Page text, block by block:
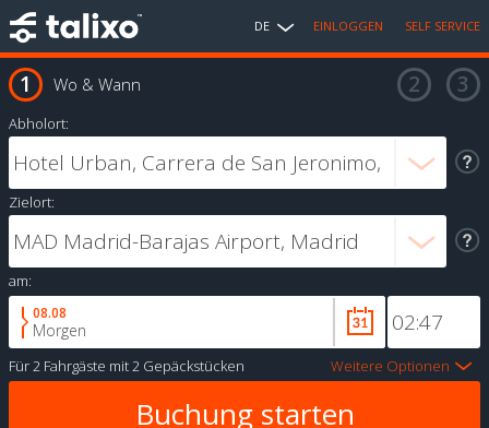
DE EINLOGGEN SELF SERVICE
Wo & Wann
Abholort:
Zielort:
am:
08.08
Morgen
Für2 Fahrgäste mit2 Gepäckstücken Weitere Optionen